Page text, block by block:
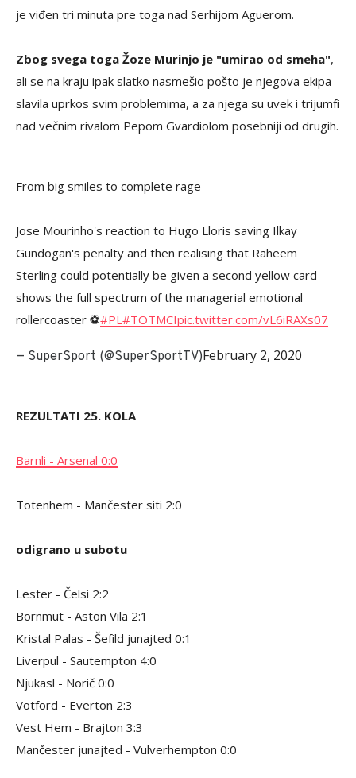
je viđen tri minuta pre toga nad Serhijom Aguerom.
Zbog svega toga Žoze Murinjo je "umirao od smeha",
ali se na kraju ipak slatko nasmešio pošto je njegova ekipa
slavila uprkos svim problemima, a za njega su uvek i trijumfi
nad večnim rivalom Pepom Gvardiolom posebniji od drugih.
From big smiles to complete rage
Jose Mourinho's reaction to Hugo Lloris saving Ilkay
Gundogan's penalty and then realising that Raheem
Sterling could potentially be given a second yellow card
shows the full spectrum of the managerial emotional
rollercoaster ⚽️#PL#TOTMCIpic.twitter.com/vL6iRAXs07
— SuperSport (@SuperSportTV)February 2, 2020
REZULTATI 25. KOLA
Barnli - Arsenal 0:0
Totenhem - Mančester siti 2:0
odigrano u subotu
Lester - Čelsi 2:2
Bornmut - Aston Vila 2:1
Kristal Palas - Šefild junajted 0:1
Liverpul - Sautempton 4:0
Njukasl - Norič 0:0
Votford - Everton 2:3
Vest Hem - Brajton 3:3
Mančester junajted - Vulverhempton 0:0